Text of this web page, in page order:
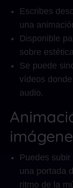
Escribes
una
Disponible
sobre
Se puede
vídeos donde
audio.
Puedes
una portada
ritmo de la